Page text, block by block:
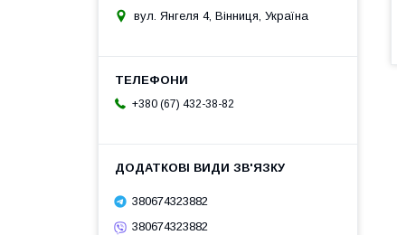
вул. Янгеля 4, Вінниця, Україна
+380 (67) 432-38-82
380674323882
380674323882